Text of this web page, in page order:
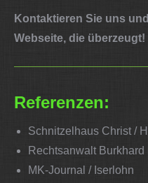
Kontaktieren Sie uns
Webseite, die überzeugt!
Referenzen:
Schnitzelhaus Christ /
Rechtsanwalt
MK-Journal / Iserlohn